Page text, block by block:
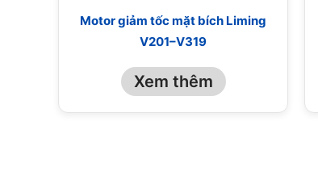
Motor giảm tốc mặt bích Liming
V201–V319
Xem thêm